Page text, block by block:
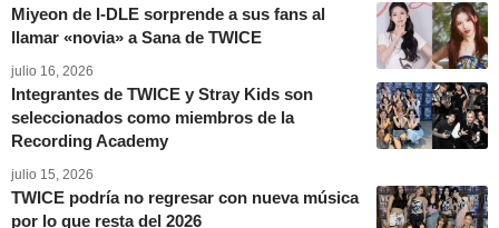
Miyeon de I-DLE sorprende a sus fans al
llamar «novia» a Sana de TWICE
julio 16, 2026
Integrantes de TWICE y Stray Kids son
seleccionados como miembros de la
Recording Academy
julio 15, 2026
TWICE podría no regresar con nueva música
por lo que resta del 2026